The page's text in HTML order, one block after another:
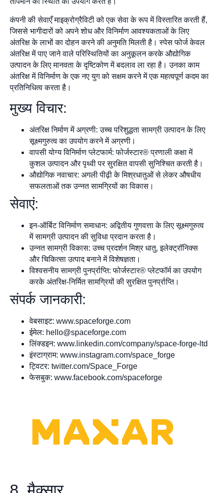
कंपनी की सेवाएँ माइक्रोग्रैविटी को एक सेवा के रूप में विस्तारित करती हैं,
जिससे भागीदारों को अपने शोध और विनिर्माण आवश्यकताओं के लिए
अंतरिक्ष के लाभों का दोहन करने की अनुमति मिलती है। स्पेस फोर्ज केवल
अंतरिक्ष में पाए जाने वाले परिस्थितियों का अनुकूलन करके औद्योगिक
उत्पादन के लिए मानवता के दृष्टिकोण में बदलाव ला रहा है। उनका काम
अंतरिक्ष में विनिर्माण के एक नए युग को सक्षम करने में एक महत्वपूर्ण कदम का
प्रतिनिधित्व करता है।
मुख्य विचार:
अंतरिक्ष निर्माण में अग्रणी: उच्च परिशुद्धता सामग्री उत्पादन के लिए
सूक्ष्मगुरुत्व का उपयोग करने में अग्रणी।
वापसी योग्य विनिर्माण प्लेटफार्म: फोर्जस्टार® प्रणाली कक्षा में
कुशल उत्पादन और पृथ्वी पर सुरक्षित वापसी सुनिश्चित करती है।
औद्योगिक नवाचार: अगली पीढ़ी के मिश्रधातुओं से लेकर औषधीय
सफलताओं तक उन्नत सामग्रियों का विकास।
सेवाएं:
इन-ऑर्बिट विनिर्माण समाधान: अद्वितीय गुणवत्ता के लिए सूक्ष्मगुरुत्व
में सामग्री उत्पादन की सुविधा प्रदान करता है।
उन्नत सामग्री विकास: उच्च प्रदर्शन मिश्र धातु, इलेक्ट्रॉनिक्स
और चिकित्सा उत्पाद बनाने में विशेषज्ञता।
विश्वसनीय सामग्री पुनर्प्राप्ति: फोर्जस्टार® प्लेटफॉर्म का उपयोग
करके अंतरिक्ष-निर्मित सामग्रियों की सुरक्षित पुनर्प्राप्ति।
संपर्क जानकारी:
वेबसाइट: www.spaceforge.com
ईमेल: hello@spaceforge.com
लिंक्डइन: www.linkedin.com/company/space-forge-ltd
इंस्टाग्राम: www.instagram.com/space_forge
ट्विटर: twitter.com/Space_Forge
फेसबुक: www.facebook.com/spaceforge